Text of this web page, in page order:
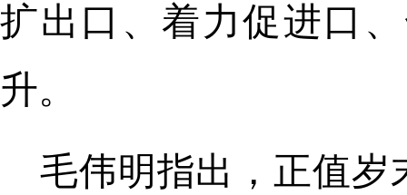
扩出口、着力促进口
升。
毛伟明指出，正值岁